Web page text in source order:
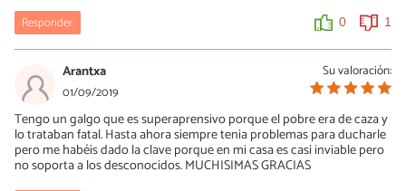
Responder 0 1
Su valoración:
Arantxa
01/09/2019
Tengo un galgo que es superaprensivo porque el pobre era de caza y
lo trataban fatal. Hasta ahora siempre tenia problemas para ducharle
pero me habéis dado la clave porque en mi casa es casi inviable pero
no soporta a los desconocidos. MUCHISIMAS GRACIAS